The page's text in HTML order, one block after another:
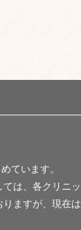
ています。
は、各クリニッ
ますが、現在は